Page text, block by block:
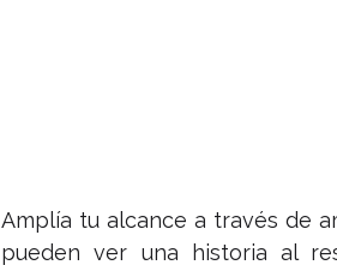
Amplía tu alcance a través de
pueden ver una historia al